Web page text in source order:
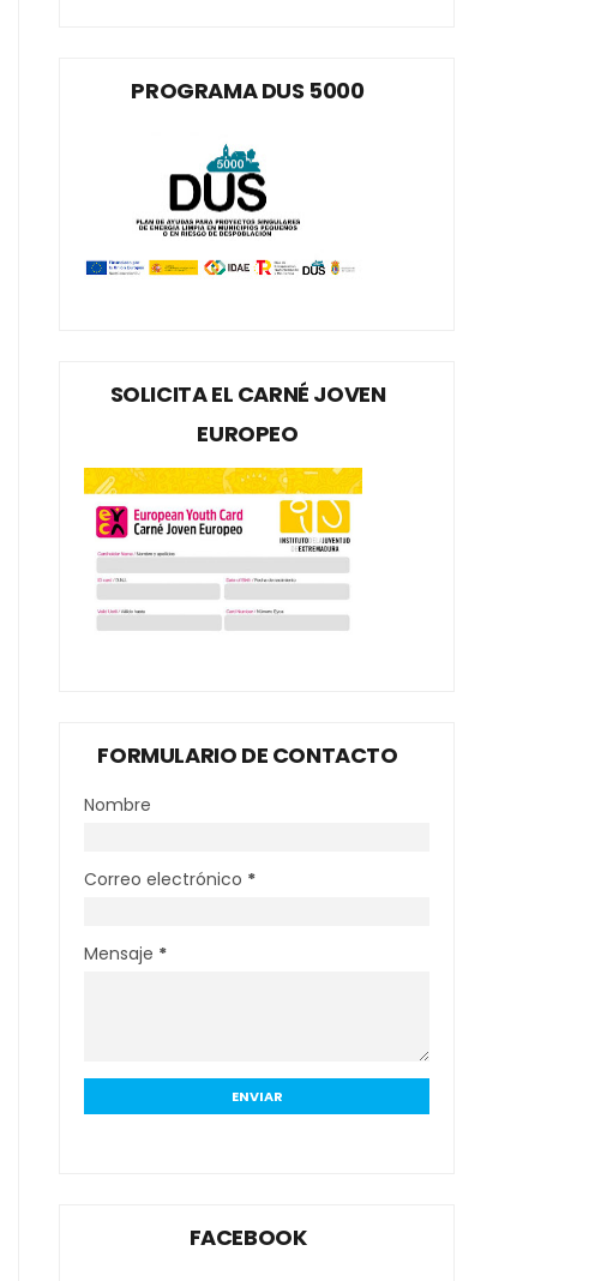
PROGRAMA DUS 5000
SOLICITA EL CARNÉ JOVEN
EUROPEO
FORMULARIO DE CONTACTO
Nombre
Correo electrónico *
Mensaje *
FACEBOOK